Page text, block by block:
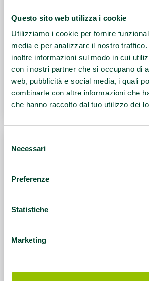
Questo sito web utilizza i cookie
Utilizziamo i cookie per fornire
media e per analizzare il nostro
inoltre informazioni sul modo in cui
con i nostri partner che si occupano di
web, pubblicità e social media, i quali
combinarle con altre informazioni che
che hanno raccolto dal tuo utilizzo dei
delNecessari
Preferenze
Statistiche
Marketing
Sabato 30 maggio al Parco della
San Lazzaro attività gratuite,
la RunMidnight. Coinvolte oltre 70
territorio
Leggi di più